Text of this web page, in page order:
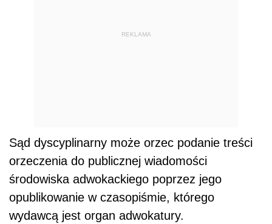
REKLAMA
Sąd dyscyplinarny może orzec podanie treści
orzeczenia do publicznej wiadomości
środowiska adwokackiego poprzez jego
opublikowanie w czasopiśmie, którego
wydawcą jest organ adwokatury.